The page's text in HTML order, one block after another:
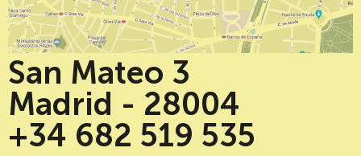
San Mateo 3
Madrid - 28004
+34 682 519 535